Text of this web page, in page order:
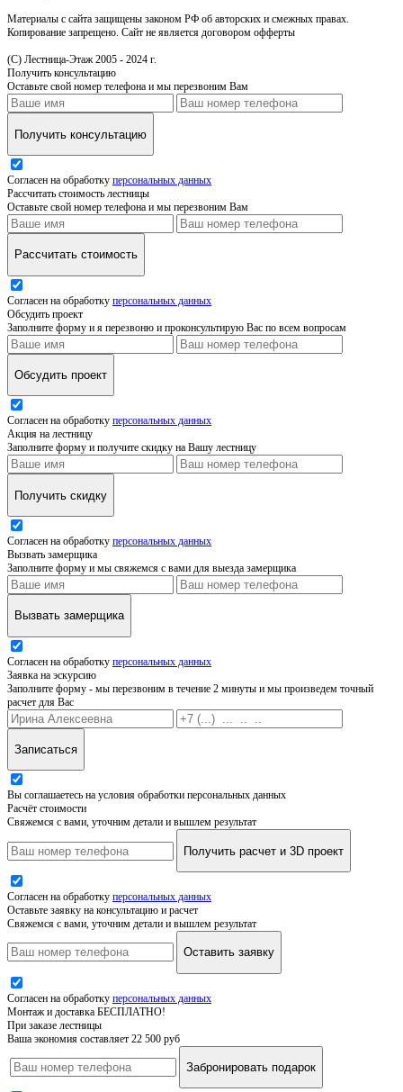
Материалы с сайта защищены законом РФ об авторских и смежных правах.
Копирование запрещено. Сайт не является договором офферты
(С) Лестница-Этаж 2005 - 2024 г.
Получить консультацию
Оставьте свой номер телефона и мы перезвоним Вам
Получить консультацию
Согласен на обработку персональных данных
Рассчитать стоимость лестницы
Оставьте свой номер телефона и мы перезвоним Вам
Рассчитать стоимость
Согласен на обработку персональных данных
Обсудить проект
Заполните форму и я перезвоню и проконсультирую Вас по всем вопросам
Обсудить проект
Согласен на обработку персональных данных
Акция на лестницу
Заполните форму и получите скидку на Вашу лестницу
Получить скидку
Согласен на обработку персональных данных
Вызвать замерщика
Заполните форму и мы свяжемся с вами для выезда замерщика
Вызвать замерщика
Согласен на обработку персональных данных
Заявка на эскурсию
Заполните форму - мы перезвоним в течение 2 минуты и мы произведем точный
расчет для Вас
Записаться
Вы соглашаетесь на условия обработки персональных данных
Расчёт стоимости
Свяжемся с вами, уточним детали и вышлем результат
Получить расчет и 3D проект
Согласен на обработку персональных данных
Оставьте заявку на консультацию и расчет
Свяжемся с вами, уточним детали и вышлем результат
Оставить заявку
Согласен на обработку персональных данных
Монтаж и доставка БЕСПЛАТНО!
При заказе лестницы
Ваша экономия составляет 22 500 руб
Забронировать подарок